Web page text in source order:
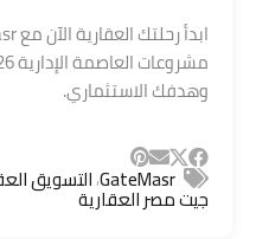
وهدفك الاستثماري.
GateMasr
,التسويق
جيت مصر العقارية